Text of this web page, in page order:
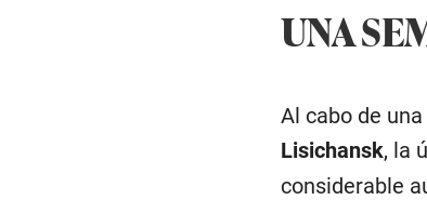
UNA
Al cabo de
Lisichansk, la
considerable